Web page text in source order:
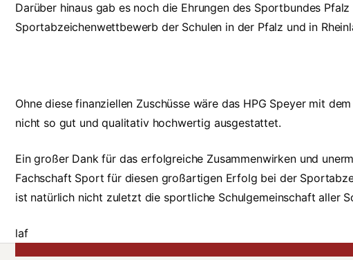
Darüber hinaus gab es noch die Ehrungen des Sportbundes
Sportabzeichenwettbewerb der Schulen in der Pfalz und in
Ohne diese finanziellen Zuschüsse wäre das HPG Speyer mit
nicht so gut und qualitativ hochwertig ausgestattet.
Ein großer Dank für das erfolgreiche Zusammenwirken und
Fachschaft Sport für diesen großartigen Erfolg bei der
ist natürlich nicht zuletzt die sportliche Schulgemeinschaft aller
laf